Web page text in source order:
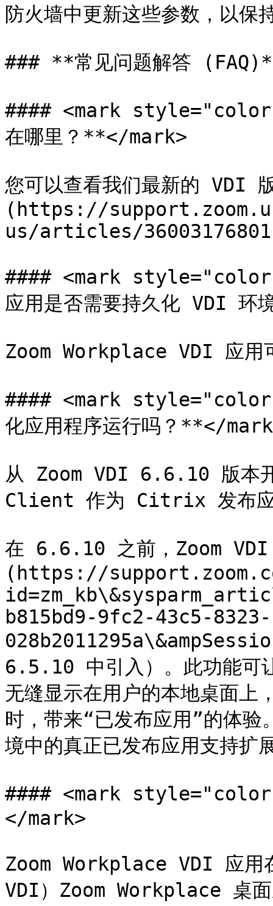
防火墙中更新这些参数，以保
### **常见问题解答
#### <mark
在哪里？**</mark>
您可以查看我们最新的 VDI
(https://
us/articles/
#### <mark
应用是否需要持久化 VDI 环
Zoom Workplace VDI 应用
#### <mark style="color:
化应用程序运行吗？**</
从 Zoom VDI 6.6.10 版本
Client 作为 Citrix 发布应
在 6.6.10 之前，Zoom
(https://
b815bd9-9fc2-43c5-8323-
6.5.10 中引入）。此功能
无缝显示在用户的本地桌面
时，带来“已发布应用”的
境中的真正已发布应用支持扩
#### <mark
</mark>
Zoom Workplace VDI 应用
VDI）Zoom Workplace 桌面